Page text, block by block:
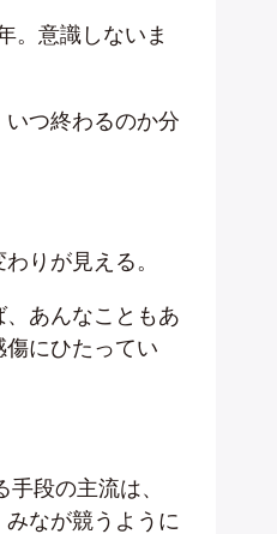
。意識しないま
つ終わるのか分
りが見える。
、あんなこともあ
にひたってい
段の主流は、
なが競うように